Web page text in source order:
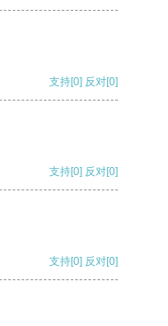
支持[0] 反对[0]
支持[0] 反对[0]
支持[0] 反对[0]